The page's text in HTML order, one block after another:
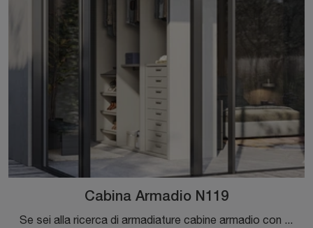
Cabina Armadio N119
Se sei alla ricerca di armadiature cabine armadio con ante scorrevoli, clicca e scopri l'armadio Cabina Armadio N119 di Colombini Casa in melaminico.